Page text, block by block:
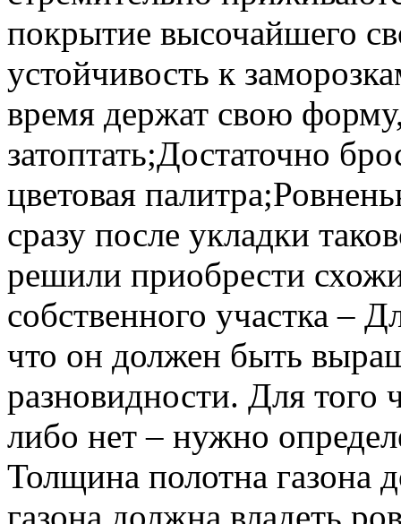
покрытие высочайшего
устойчивость к
время держат свою
затоптать;Достаточно
цветовая
сразу после укладки
решили приобрести
собственного участка –
что он должен быть
разновидности. Для того
либо нет – нужно
Толщина полотна газона
газона должна владеть